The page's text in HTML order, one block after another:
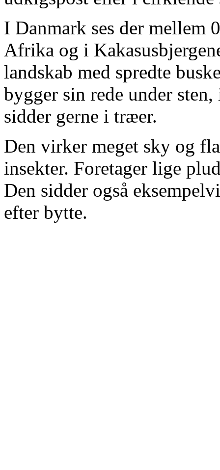
I Danmark ses der mellem
Afrika og i
landskab med spredte
bygger sin rede under
sidder gerne i træer.
Den virker meget sky og
insekter. Foretager lige
Den sidder også
efter bytte.